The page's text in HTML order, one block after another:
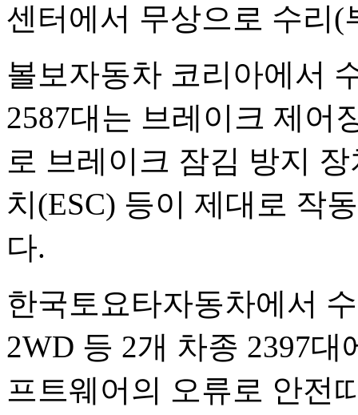
센터에서 무상으로 수리
볼보자동차 코리아에서
2587대는 브레이크 제어
로 브레이크 잠김 방지
치(ESC) 등이 제대로 작
다.
한국토요타자동차에서
2WD 등 2개 차종 2397
프트웨어의 오류로 안전